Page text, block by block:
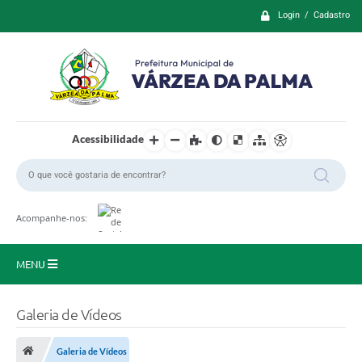
Login / Cadastro
Acessibilidade
Acompanhe-nos:
MENU
Galeria de Vídeos
Galeria de Vídeos